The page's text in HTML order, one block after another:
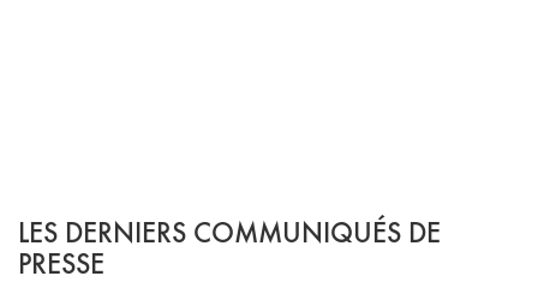
LES DERNIERS COMMUNIQUÉS DE
PRESSE